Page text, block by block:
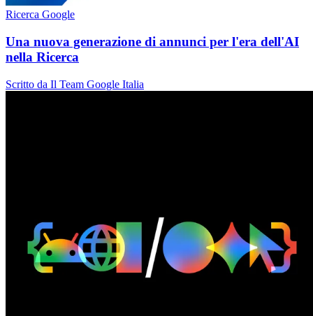
Ricerca Google
Una nuova generazione di annunci per l'era dell'AI
nella Ricerca
Scritto da Il Team Google Italia